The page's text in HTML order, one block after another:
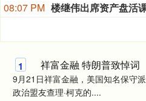
08:07 PM 楼继伟出席资产盘活
1 祥富金融 特朗普致悼词
9月21日祥富金融，美国知名保守
政治盟友查理·柯克的....